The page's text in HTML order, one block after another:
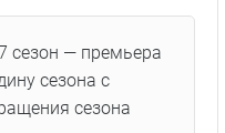
сезон — премьера
сезона с
сезона